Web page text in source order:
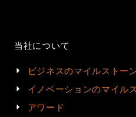
当社について
ビジネスのマイルストー
イノベーションのマイル
アワード